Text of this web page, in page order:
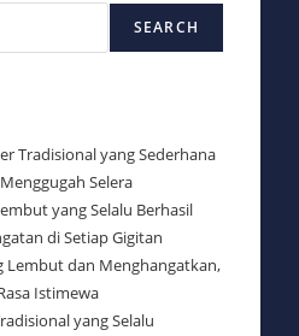
SEARCH
Tradisional yang Sederhana
Selera
yang Selalu Berhasil
di Setiap Gigitan
Lembut dan Menghangatkan,
Istimewa
yang Selalu